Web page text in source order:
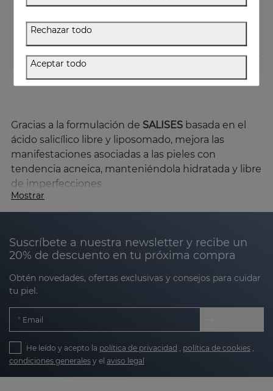
Gracias a la formulación de SALISES basada en el
ácido salicílico libre y liposomado, mejora las
manifestaciones asociadas a las pieles con
tendencia acneica, manteniéndola hidratada y libre
de imperfecciones
¿Por qué elegir SALISES para tu piel?
preocupación estética; este tipo de pieles pueden
presentar enrojecimiento, obstrucción de poros,
exceso de sebo y marcas visibles.
SALISES
con su
tecnología avanzada y activos cuidadosamente
tipo de pieles.
¿Qué diferencia a SALISES de otras líneas?
La línea SALISES de Sesderma
Mostrar
Suscríbete a nuestra newsletter y recibe un
20% de descuento en tu próxima compra
Obtén novedades, ofertas exclusivas y consejos para cuidar
tu piel.
Email
He leído y acepto la política de privacidad política de cookies
condiciones generales y el aviso legal
Rechazar todo
Aceptar todo